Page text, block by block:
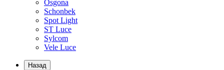
Osgona
Schonbek
Spot Light
ST Luce
Sylcom
Vele Luce
Назад